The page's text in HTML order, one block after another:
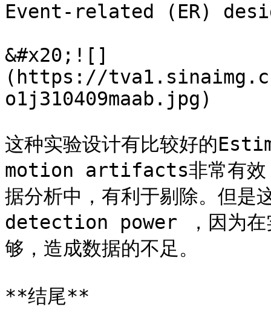
Event-related (ER)
&#x20;![]
(https://
o1j310409maab.jpg)
这种实验设计有比较好的
motion artifacts非常有效，
据分析中，有利于剔除。但
detection power ，因为在
够，造成数据的不足。
**结尾**